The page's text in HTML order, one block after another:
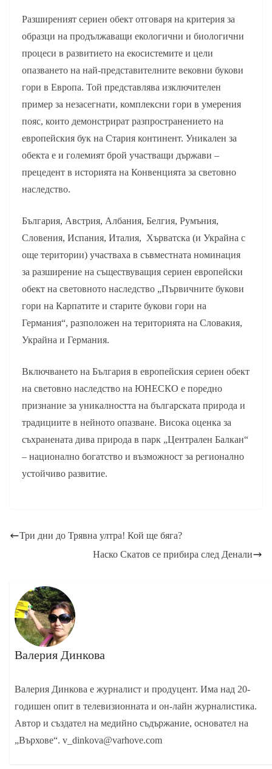
Разширеният сериен обект отговаря на критерия за
образци на продължаващи екологични и биологични
процеси в развитието на екосистемите и цели
опазването на най-представителните вековни букови
гори в Европа. Той представлява изключителен
пример за незасегнати, комплексни гори в умерения
пояс, които демонстрират разпространението на
европейския бук на Стария континент. Уникален за
обекта е и големият брой участващи държави –
прецедент в историята на Конвенцията за световно
наследство.
България, Австрия, Албания, Белгия, Румъния,
Словения, Испания, Италия, Хърватска (и Украйна с
още територии) участваха в съвместната номинация
за разширение на съществуващия сериен европейски
обект на световното наследство „Първичните букови
гори на Карпатите и старите букови гори на
Германия“, разположен на територията на Словакия,
Украйна и Германия.
Включването на България в европейския сериен обект
на световно наследство на ЮНЕСКО е поредно
признание за уникалността на българската природа и
традициите в нейното опазване. Висока оценка за
съхранената дива природа в парк „Централен Балкан“
– национално богатство и възможност за регионално
устойчиво развитие.
Три дни до Трявна ултра! Кой ще бяга?
Наско Скатов се прибира след Денали
Валерия Динкова
Валерия Динкова е журналист и продуцент. Има над 20-
годишен опит в телевизионната и он-лайн журналистика.
Автор и създател на медийно съдържание, основател на
„Върхове“. v_dinkova@varhove.com